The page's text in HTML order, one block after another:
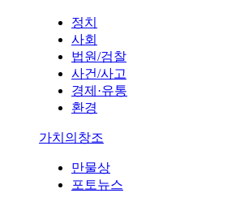
정치
사회
법원/검찰
사건/사고
경제·유통
환경
가치의창조
만물상
포토뉴스